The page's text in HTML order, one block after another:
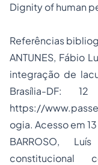
Dignity of human
Referências
ANTUNES, Fábio
integração de
Brasília-DF:
https://
ogia. Acesso em
BARROSO,
constitucional